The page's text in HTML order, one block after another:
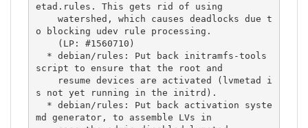
etad.rules. This gets rid of using
o blocking udev rule processing.
script to ensure that the root and
s not yet running in the initrd).
md generator, to assemble LVs in